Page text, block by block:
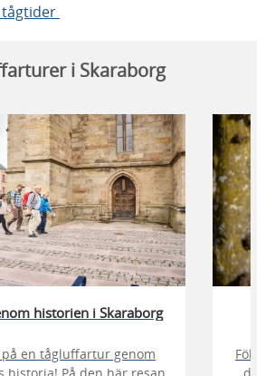
tågtider
i Skaraborg
historien i Skaraborg
på en tågluffartur genom
Följ